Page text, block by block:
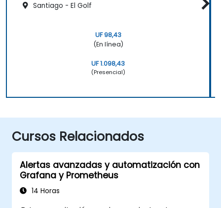
Santiago - El Golf
UF 98,43
(En línea)
UF 1.098,43
(Presencial)
Cursos Relacionados
Alertas avanzadas y automatización con
Grafana y Prometheus
14 Horas